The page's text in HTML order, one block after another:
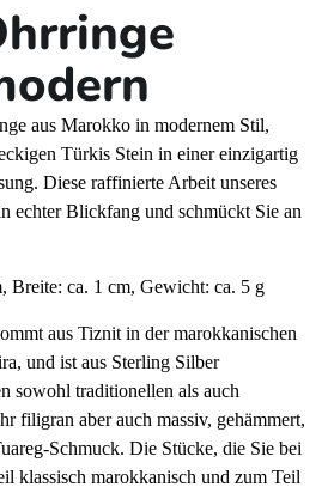
aus Marokko in modernem Stil,
Türkis Stein in einer einzigartig
Diese raffinierte Arbeit unseres
echter Blickfang und schmückt Sie an
Breite: ca. 1 cm, Gewicht: ca. 5 g
aus Tiznit in der marokkanischen
und ist aus Sterling Silber
sowohl traditionellen als auch
filigran aber auch massiv, gehämmert,
Schmuck. Die Stücke, die Sie bei
klassisch marokkanisch und zum Teil